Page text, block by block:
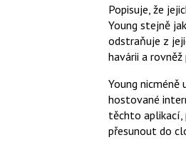
Popisuje, že
Young stejně
odstraňuje z
havárii a
Young
hostované
těchto aplikací,
přesunout do